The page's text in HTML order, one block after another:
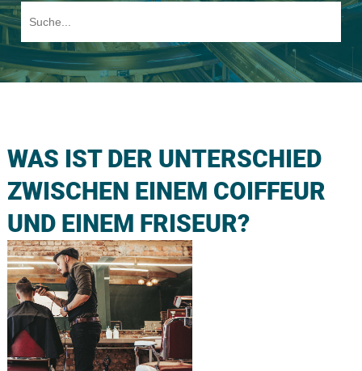
WAS IST DER UNTERSCHIED
ZWISCHEN EINEM COIFFEUR
UND EINEM FRISEUR?